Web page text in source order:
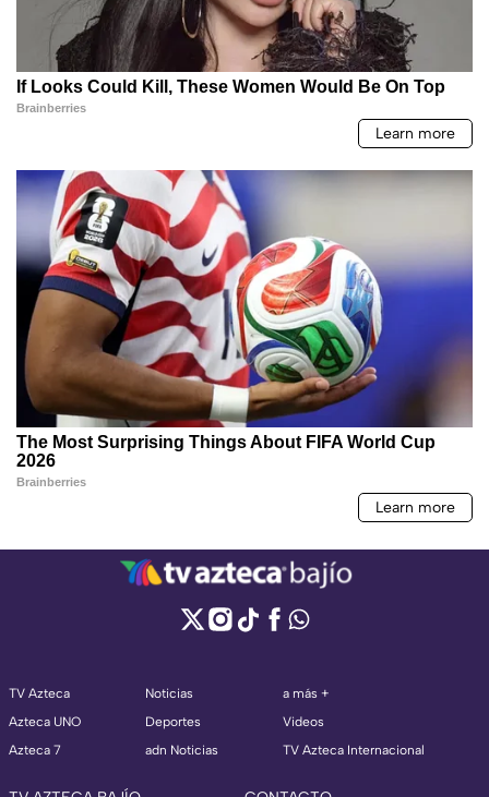
TV Azteca
Azteca UNO
Azteca 7
Noticias
Deportes
adn Noticias
a más +
Videos
TV Azteca Internacional